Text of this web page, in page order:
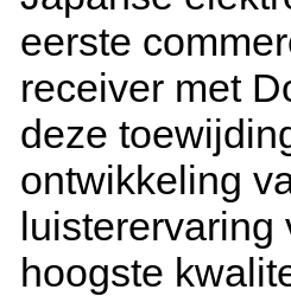
eerste
receiver met
deze
ontwikkeling
luisterervaring
hoogste